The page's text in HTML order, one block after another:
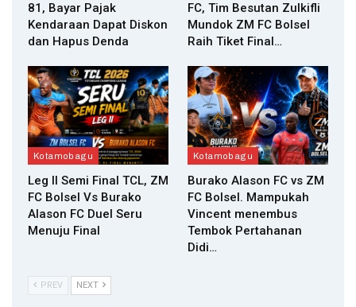
81, Bayar Pajak
Kendaraan Dapat Diskon
dan Hapus Denda
FC, Tim Besutan Zulkifli
Mundok ZM FC Bolsel
Raih Tiket Final…
Kotamobagu
Leg II Semi Final TCL, ZM
FC Bolsel Vs Burako
Alason FC Duel Seru
Menuju Final
Kotamobagu
Burako Alason FC vs ZM
FC Bolsel. Mampukah
Vincent menembus
Tembok Pertahanan
Didi…
PREV NEXT